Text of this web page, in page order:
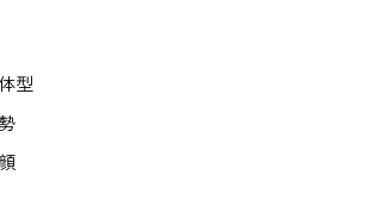
型